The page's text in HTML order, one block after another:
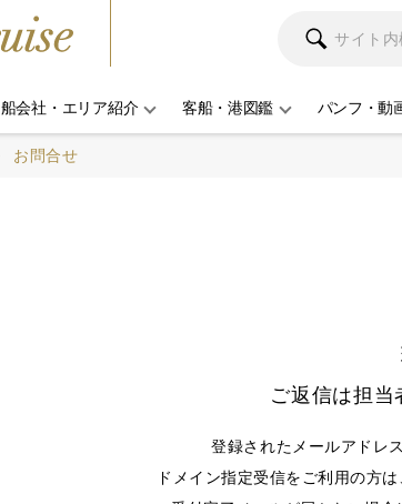
船会社・エリア紹介 客船・港図鑑 パンフ・動
お問合せ
ご返信は担当
登録されたメールアドレ
ドメイン指定受信をご利用の方